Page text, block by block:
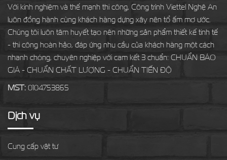
Với kinh nghiệm và thế mạnh thi công, Công trình Viettel Nghệ An
luôn đồng hành cùng khách hàng dựng xây nên tổ ấm mơ ước.
Chúng tôi luôn tâm huyết tạo nên những sản phẩm thiết kế tinh tế
- thi công hoàn hảo, đáp ứng nhu cầu của khách hàng một cách
nhanh chóng, chuyên nghiệp với cam kết 3 chuẩn: CHUẨN BÁO
GIÁ - CHUẨN CHẤT LƯỢNG - CHUẨN TIẾN ĐỘ
MST: 0104753865
Dịch vụ
Cung cấp vật tư